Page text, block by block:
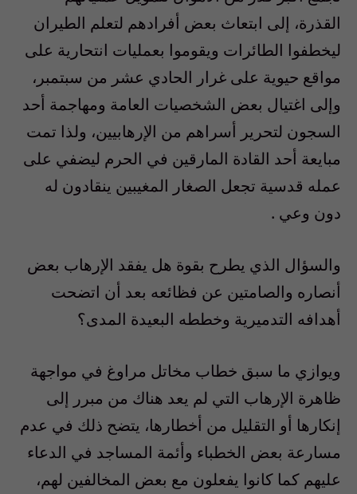
القذرة، إلى ابتعاث بعض أفرادهم لتعلم الطيران
ليخطفوا الطائرات ويقوموا بعمليات انتحارية على
مواقع حيوية على غرار الحادي عشر من سبتمبر،
وإلى اغتيال بعض الشخصيات العامة ومهاجمة أحد
السجون لتحرير أسراهم من الإرهابيين، ولذا تمت
مبايعة أحد القادة المارقين في الحرم ليضفي على
عمله قدسية تجعل الصغار المغيبين ينقادون له
دون وعي .
والسؤال الذي يطرح بقوة هل يفقد الإرهاب بعض
أنصاره والصامتين عن فظائعه بعد أن اتضحت
أهدافه التدميرية وخططه البعيدة المدى؟
ويوازي ما سبق خطاب مخاتل مراوغ في مواجهة
ظاهرة الإرهاب التي لم يعد هناك من مبرر إلى
إنكارها أو التقليل من أخطارها، يتضح ذلك في عدم
مسارعة بعض الخطباء وأئمة المساجد في الدعاء
عليهم كما كانوا يفعلون مع بعض المخالفين لهم،